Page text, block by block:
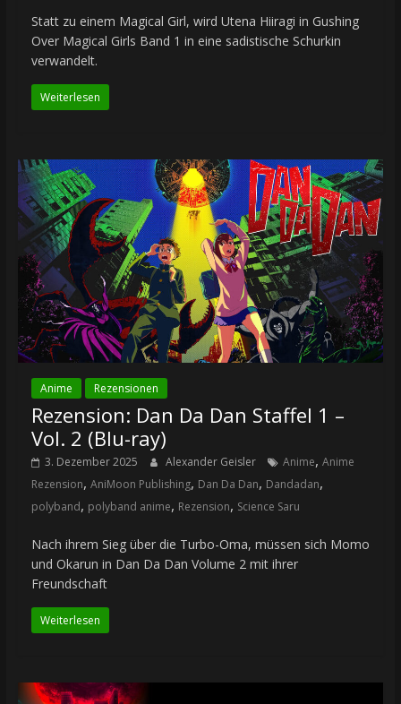
Statt zu einem Magical Girl, wird Utena Hiiragi in Gushing
Over Magical Girls Band 1 in eine sadistische Schurkin
verwandelt.
Weiterlesen
Anime Rezensionen
Rezension: Dan Da Dan Staffel 1 –
Vol. 2 (Blu-ray)
3. Dezember 2025 Alexander Geisler Anime, Anime
Rezension, AniMoon Publishing, Dan Da Dan, Dandadan,
polyband, polyband anime, Rezension, Science Saru
Nach ihrem Sieg über die Turbo-Oma, müssen sich Momo
und Okarun in Dan Da Dan Volume 2 mit ihrer
Freundschaft
Weiterlesen